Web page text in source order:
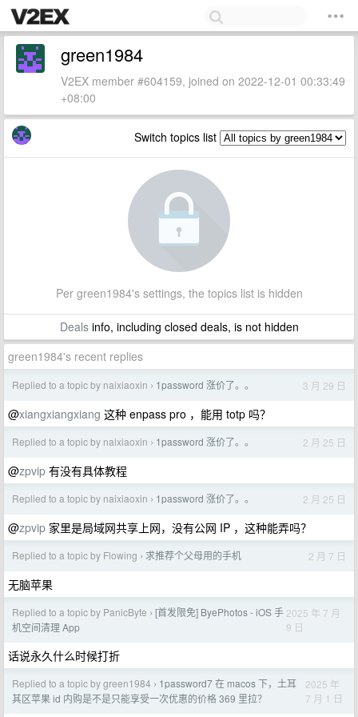
green1984
V2EX member #604159, joined on 2022-12-01 00:33:49
+08:00
Switch topics list
Per green1984's settings, the topics list is hidden
Dealsinfo, including closed deals, is not hidden
green1984's recent replies
Replied to a topic by naixiaoxin › 1password 涨价了。。 3 月 29 日
@xiangxiangxiang 这种 enpass pro ，能用 totp 吗？
Replied to a topic by naixiaoxin › 1password 涨价了。。 2 月 25 日
@zpvip 有没有具体教程
Replied to a topic by naixiaoxin › 1password 涨价了。。 2 月 25 日
@zpvip 家里是局域网共享上网，没有公网 IP ，这种能弄吗？
Replied to a topic by Flowing › 求推荐个父母用的手机 2 月 7 日
无脑苹果
Replied to a topic by PanicByte › [首发限免] ByePhotos - iOS 手
机空间清理 App
2025 年 7 月
9 日
话说永久什么时候打折
Replied to a topic by green1984 › 1password7 在 macos 下，土耳
其区苹果 id 内购是不是只能享受一次优惠的价格 369 里拉？
2025 年
7 月 1 日